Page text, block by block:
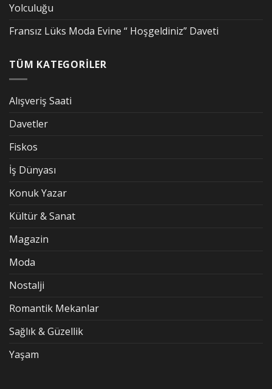
Yolculuğu
Fransız Lüks Moda Evine “ Hoşgeldiniz” Daveti
TÜM KATEGORİLER
Alışveriş Saati
Davetler
Fiskos
İş Dünyası
Konuk Yazar
Kültür & Sanat
Magazin
Moda
Nostalji
Romantik Mekanlar
Sağlık & Güzellik
Yaşam